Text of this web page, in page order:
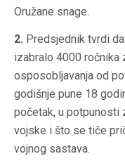
Oružane snage.
2. Predsjednik tvrdi
izabralo 4000 ročnika
osposobljavanja od
godišnje pune 18
početak, u potpunosti
vojske i što se tiče
vojnog sastava.